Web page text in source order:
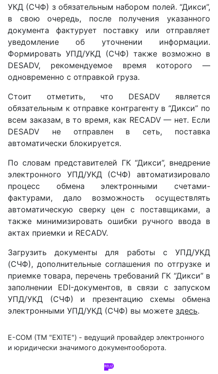
УКД (СЧФ) з обязательным набором полей. “Дикси”,
в свою очередь, после получения указанного
документа фактурует поставку или отправляет
уведомление об уточнении информации.
Формировать УПД/УКД (СЧФ) также возможно в
DESADV, рекомендуемое время которого —
одновременно с отправкой груза.
Стоит отметить, что DESADV является
обязательным к отправке контрагенту в “Дикси” по
всем заказам, в то время, как RECADV — нет. Если
DESADV не отправлен в сеть, поставка
автоматически блокируется.
По словам представителей ГК “Дикси”, внедрение
электронного УПД/УКД (СЧФ) автоматизировало
процесс обмена электронными счетами-
фактурами, дало возможность осуществлять
автоматическую сверку цен с поставщиками, а
также минимизировать ошибки ручного ввода в
актах приемки и RECADV.
Загрузить документы для работы с УПД/УКД
(СЧФ), дополнительные соглашения по отгрузке и
приемке товара, перечень требований ГК “Дикси” в
заполнении EDI-документов, в связи с запуском
УПД/УКД (СЧФ) и презентацию схемы обмена
электронными УПД/УКД (СЧФ) вы можете здесь.
E-COM (ТМ "EXITE") - ведущий провайдер электронного
и юридически значимого документооборота.